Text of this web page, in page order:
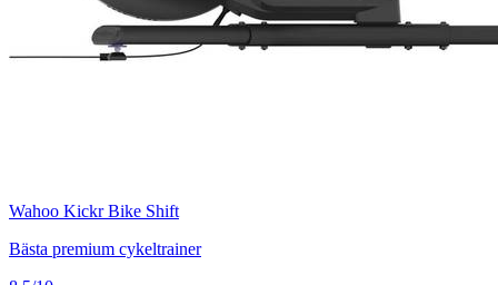
Wahoo Kickr Bike Shift
Bästa premium cykeltrainer